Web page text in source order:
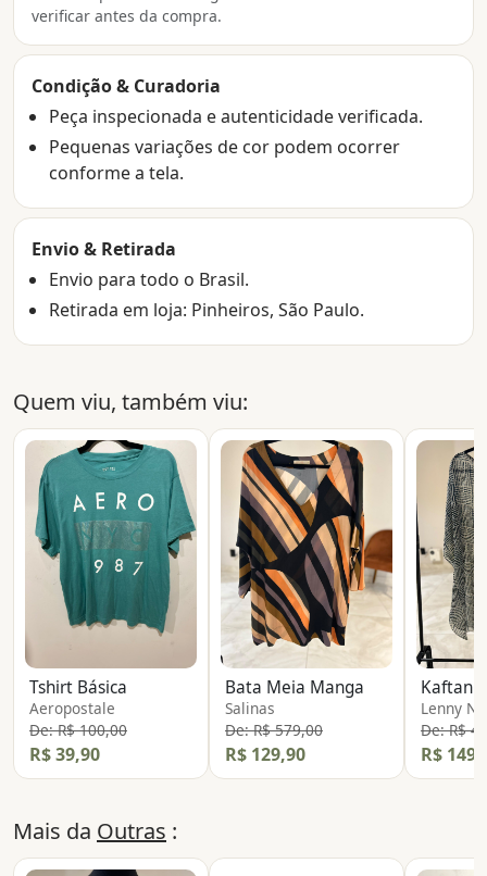
verificar antes da compra.
Condição & Curadoria
Peça inspecionada e autenticidade verificada.
Pequenas variações de cor podem ocorrer
conforme a tela.
Envio & Retirada
Envio para todo o Brasil.
Retirada em loja: Pinheiros, São Paulo.
Quem viu, também viu:
Tshirt Básica
Aeropostale
De: R$ 100,00
R$ 39,90
Bata Meia Manga
Salinas
De: R$ 579,00
R$ 129,90
Kaftan
Lenny
De: R$
R$
Mais da Outras :